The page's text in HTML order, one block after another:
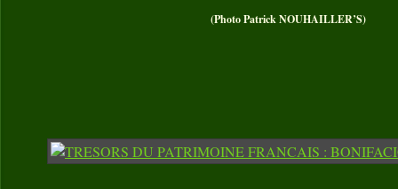
(Photo Patrick NOUHAILLER’S)